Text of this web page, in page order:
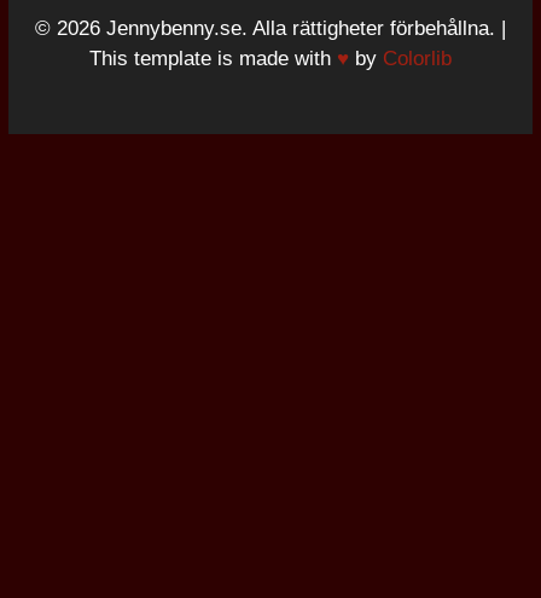
© 2026 Jennybenny.se. Alla rättigheter förbehållna. |
This template is made with ♥ by Colorlib